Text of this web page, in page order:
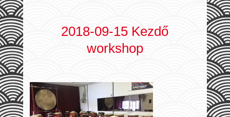
2018-09-15 Kezdő
workshop